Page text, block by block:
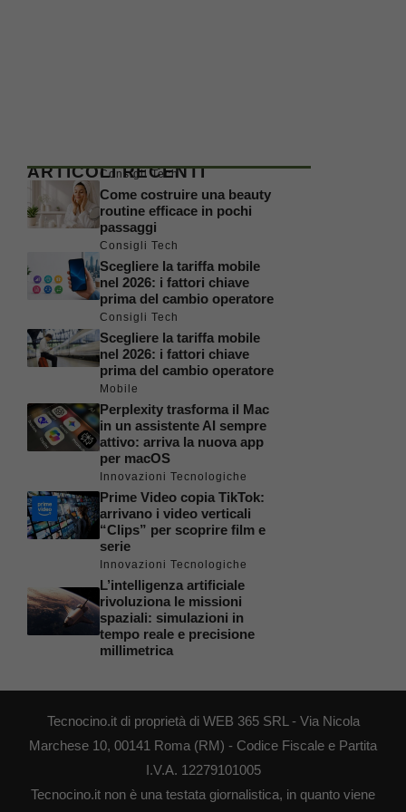
ARTICOLI RECENTI
Consigli Tech
Come costruire una beauty
routine efficace in pochi
passaggi
Consigli Tech
Scegliere la tariffa mobile
nel 2026: i fattori chiave
prima del cambio operatore
Consigli Tech
Scegliere la tariffa mobile
nel 2026: i fattori chiave
prima del cambio operatore
Mobile
Perplexity trasforma il Mac
in un assistente AI sempre
attivo: arriva la nuova app
per macOS
Innovazioni Tecnologiche
Prime Video copia TikTok:
arrivano i video verticali
“Clips” per scoprire film e
serie
Innovazioni Tecnologiche
L’intelligenza artificiale
rivoluziona le missioni
spaziali: simulazioni in
tempo reale e precisione
millimetrica
Tecnocino.it di proprietà di WEB 365 SRL - Via Nicola
Marchese 10, 00141 Roma (RM) - Codice Fiscale e Partita
I.V.A. 12279101005
Tecnocino.it non è una testata giornalistica, in quanto viene